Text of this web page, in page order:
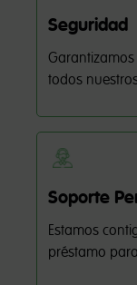
Seguridad
todos
Soporte
Estamos
préstamo